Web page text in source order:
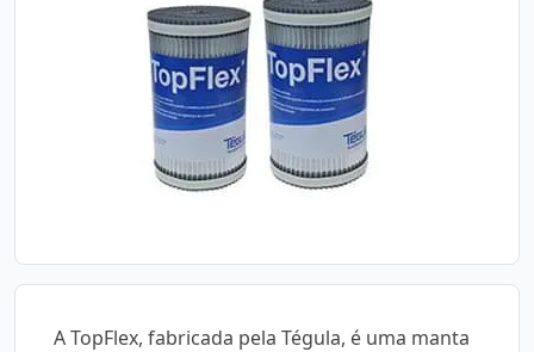
A TopFlex, fabricada pela Tégula, é uma manta